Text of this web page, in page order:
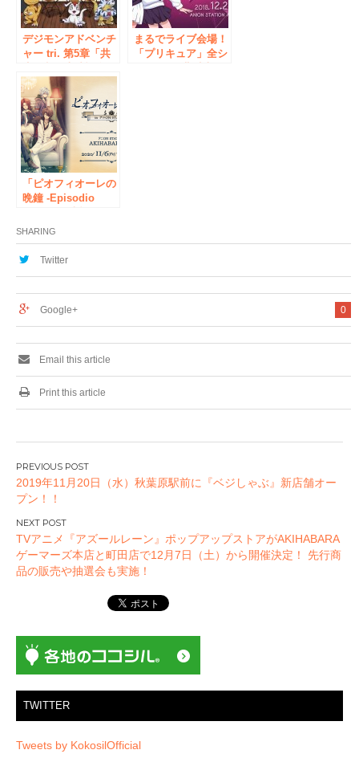
ープン！
デジモンアドベンチ
ャー tri. 第5章「共
『MUSIC CAFE in
アニON STATION
The 2nd』 9月8日
（金）～ 秋葉原で
開催
まるでライブ会場！
「プリキュア」全シ
「ピオフィオーレの
晩鐘 -Episodio
念！！『ピオフィオ
ーレの晩鐘 ㏌ アニ
ON STATION』
SHARING
Twitter
0
Google+
Email this article
Print this article
投
稿
ナ
ビ
ゲ
ー
ン
2019年11月20日（水）秋葉原駅前に『ベジしゃぶ』新店舗オー
プン！！
TVアニメ『アズールレーン』ポップアップストアがAKIHABARA
ゲーマーズ本店と町田店で12月7日（土）から開催決定！ 先行商
品の販売や抽選会も実施！
TWITTER
Tweets by KokosilOfficial